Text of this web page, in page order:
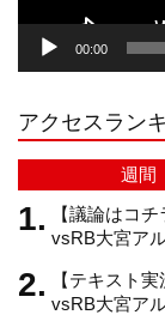
r
a
m
00:00
アクセスラン
週間
【議論はコ
vsRB大宮ア
【テキスト
vsRB大宮ア